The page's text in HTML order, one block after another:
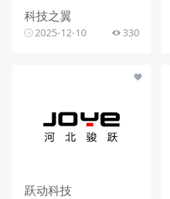
科技之翼
2025-12-10 330
跃动科技